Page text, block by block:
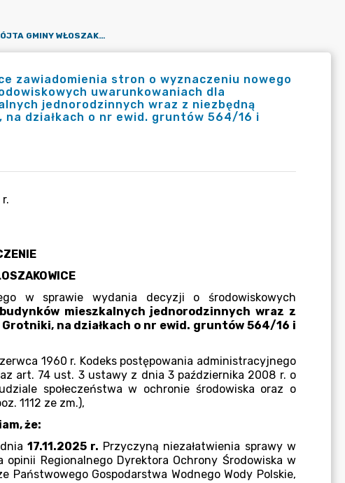
OBWIESZCZENIE WÓJTA GMINY WŁOSZAKOWICE DOTYCZĄCE ZAWIADOMIENIA STRON O WYZNACZENIU NOWEGO TERMINU ZAŁATWIENIA SPRAWY O WYDANIE DECYZJI O ŚRODOWISKOWYCH UWARUNKOWANIACH DLA PRZEDSIĘWZIĘCIA PN.: „BUDOWA 25 BUDYNKÓW MIESZKALNYCH JEDNORODZINNYCH WRAZ Z NIEZBĘDNĄ INFRASTRUKTURĄ TECHNICZNĄ W MIEJSCOWOŚCI GROTNIKI, NA DZIAŁKACH O NR EWID. GRUNTÓW 564/16 I 564/18 OBRĘB GROTNIKI, GMINA WŁOSZAKOWICE”.
zawiadomienia stron o wyznaczeniu nowego
uwarunkowaniach dla
jednorodzinnych wraz z niezbędną
działkach o nr ewid. gruntów 564/16 i